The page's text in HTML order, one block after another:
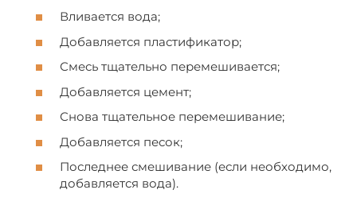
Вливается вода;
Добавляется пластификатор;
Смесь тщательно перемешивается;
Добавляется цемент;
Снова тщательное перемешивание;
Добавляется песок;
Последнее смешивание (если необходимо,
добавляется вода).